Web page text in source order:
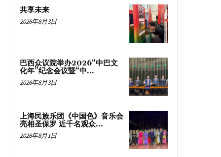
共享未来
2026年8月3日
巴西众议院举办2026“中巴文
化年”纪念会议暨“中...
2026年8月3日
上海民族乐团《中国色》音乐会
亮相圣保罗 近千名观众...
2026年8月1日